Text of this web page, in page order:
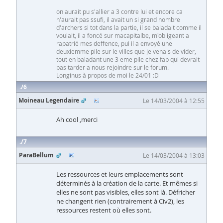
on aurait pu s'allier a 3 contre lui et encore ca
n'aurait pas ssufi, il avait un si grand nombre
d'archers si tot dans la partie, il se baladait comme il
voulait, il a foncé sur macapitalbe, m'obligeant a
rapatrié mes deffence, pui il a envoyé une
deuxiemme pile sur le villes que je venais de vider,
tout en baladant une 3 eme pile chez fab qui devrait
pas tarder a nous rejoindre sur le forum.
Longinus à propos de moi le 24/01 :D
6
Moineau Legendaire
Le 14/03/2004 à 12:55
Ah cool ,merci
7
ParaBellum
Le 14/03/2004 à 13:03
Les ressources et leurs emplacements sont
déterminés à la création de la carte. Et mêmes si
elles ne sont pas visibles, elles sont là. Défricher
ne changent rien (contrairement à Civ2), les
ressources restent où elles sont.